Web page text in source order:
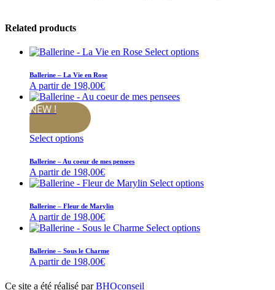
Related products
Select options
Ballerine – La Vie en Rose
A partir de 198,00€
NEW !
Select options
Ballerine – Au coeur de mes pensees
A partir de 198,00€
Select options
Ballerine – Fleur de Marylin
A partir de 198,00€
Select options
Ballerine – Sous le Charme
A partir de 198,00€
Ce site a été réalisé parBHOconseil